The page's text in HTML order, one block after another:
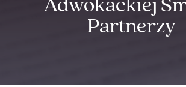
Adwokackiej
Partnerzy